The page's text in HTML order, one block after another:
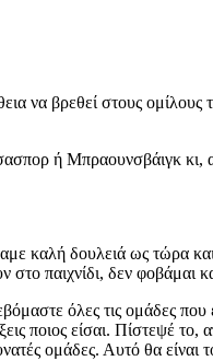
βρεθεί στους ομίλους
ή Μπραουνσβάιγκ κι,
καλή δουλειά ως τώρα
παιχνίδι, δεν φοβάμαι
όλες τις ομάδες που
ποιος είσαι. Πίστεψέ
ομάδες. Αυτό θα